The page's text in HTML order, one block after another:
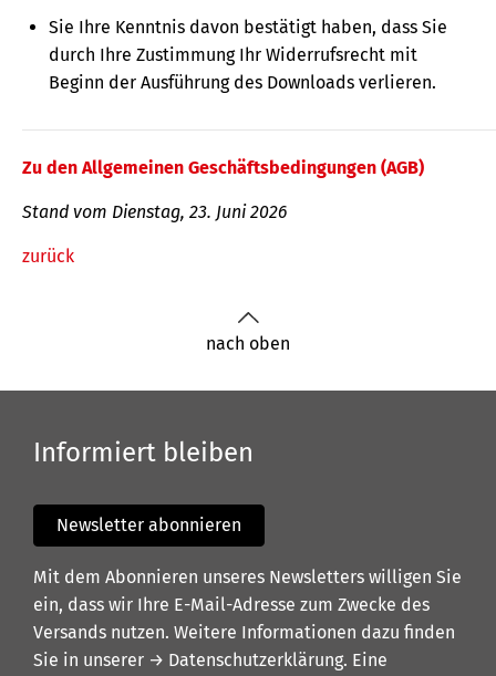
Sie Ihre Kenntnis davon bestätigt haben, dass Sie
durch Ihre Zustimmung Ihr Widerrufsrecht mit
Beginn der Ausführung des Downloads verlieren.
Zu den Allgemeinen Geschäftsbedingungen (AGB)
Stand vom Dienstag, 23. Juni 2026
zurück
nach oben
Informiert bleiben
Newsletter abonnieren
Mit dem Abonnieren unseres Newsletters willigen Sie
ein, dass wir Ihre E-Mail-Adresse zum Zwecke des
Versands nutzen. Weitere Informationen dazu finden
Sie in unserer → Datenschutzerklärung. Eine